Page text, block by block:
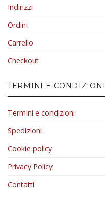
Indirizzi
Ordini
Carrello
Checkout
TERMINI E CONDIZIONI
Termini e condizioni
Spedizioni
Cookie policy
Privacy Policy
Contatti